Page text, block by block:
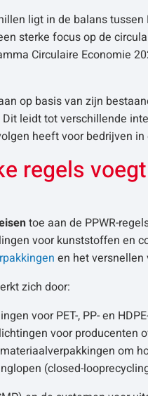
ligt in de balans
sterke focus op de
Circulaire Economie
op basis van zijn
leidt tot verschillende
heeft voor bedrijven
regels
toe aan de PPWR-
voor kunststoffen en
en het versnellen
zich door:
voor PET-, PP- en
voor producenten
om
(closed-